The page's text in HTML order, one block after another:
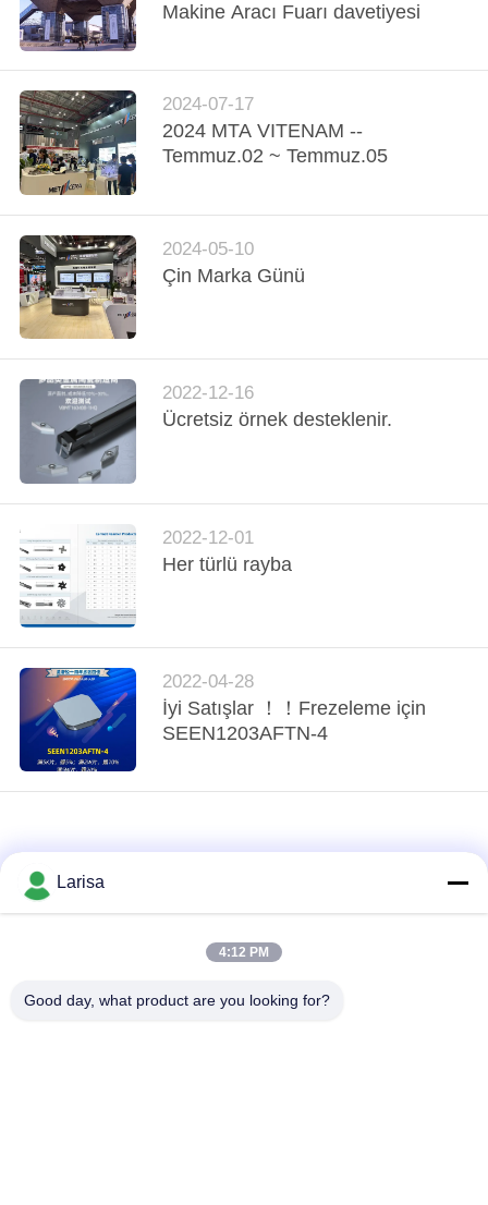
BIR
İNDIRIM
İSTE
SITE
HARITASI
GIZLILIK
POLITIKASI
Makine Aracı Fuarı davetiyesi
2024-07-17
2024 MTA VITENAM --
Temmuz.02 ~ Temmuz.05
2024-05-10
Çin Marka Günü
2022-12-16
Ücretsiz örnek desteklenir.
2022-12-01
Her türlü rayba
2022-04-28
İyi Satışlar ！！Frezeleme için
SEEN1203AFTN-4
Larisa
4:12 PM
Good day, what product are you looking for?